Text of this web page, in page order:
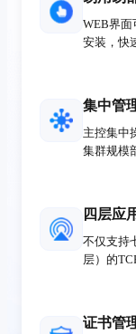
WEB界面
安装，快
集中管
主控集中
集群规模
四层应
不仅支持
层）的
证书管